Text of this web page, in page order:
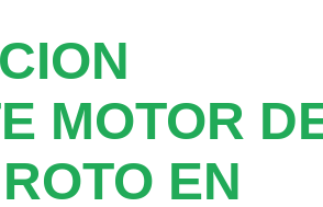
MOTOR
EN